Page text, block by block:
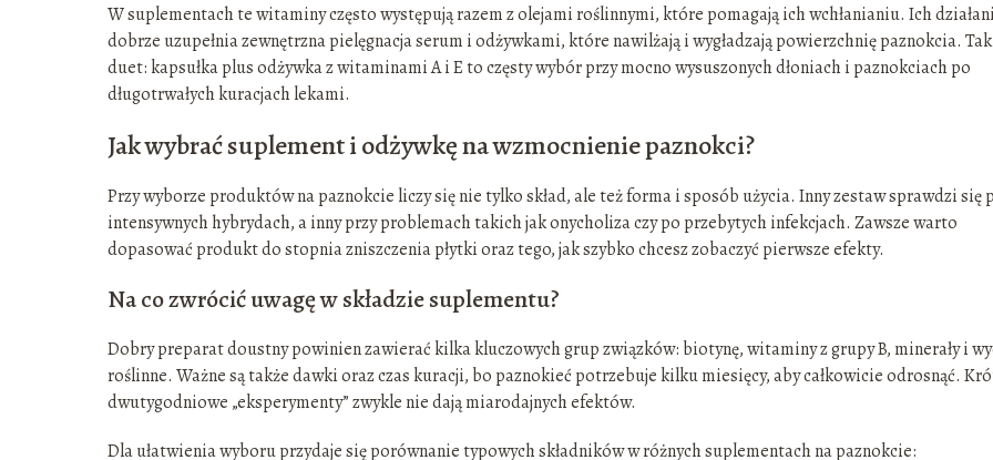
W suplementach te witaminy często występują razem z olejami roślinnymi, które pomagają ich wchłanianiu. Ich
dobrze uzupełnia zewnętrzna pielęgnacja serum i odżywkami, które nawilżają i wygładzają powierzchnię paznokcia.
duet: kapsułka plus odżywka z witaminami A i E to częsty wybór przy mocno wysuszonych dłoniach i paznokciach po
długotrwałych kuracjach lekami.
Jak wybrać suplement i odżywkę na wzmocnienie paznokci?
Przy wyborze produktów na paznokcie liczy się nie tylko skład, ale też forma i sposób użycia. Inny zestaw sprawdzi się
intensywnych hybrydach, a inny przy problemach takich jak onycholiza czy po przebytych infekcjach. Zawsze warto
dopasować produkt do stopnia zniszczenia płytki oraz tego, jak szybko chcesz zobaczyć pierwsze efekty.
Na co zwrócić uwagę w składzie suplementu?
Dobry preparat doustny powinien zawierać kilka kluczowych grup związków: biotynę, witaminy z grupy B, minerały i
roślinne. Ważne są także dawki oraz czas kuracji, bo paznokieć potrzebuje kilku miesięcy, aby całkowicie odrosnąć.
dwutygodniowe „eksperymenty” zwykle nie dają miarodajnych efektów.
Dla ułatwienia wyboru przydaje się porównanie typowych składników w różnych suplementach na paznokcie: